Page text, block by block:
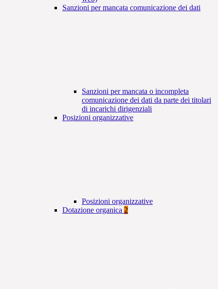
Sanzioni per mancata comunicazione dei dati
Sanzioni per mancata o incompleta
comunicazione dei dati da parte dei titolari
di incarichi dirigenziali
Posizioni organizzative
Posizioni organizzative
Dotazione organica 2